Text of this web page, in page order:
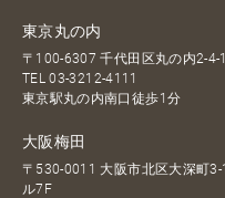
東京丸の内
〒100-6307 千代田区丸の内2-4-
TEL03-3212-4111
東京駅丸の内南口徒歩1分
大阪梅田
〒530-0011 大阪市北区大深町
ル7F